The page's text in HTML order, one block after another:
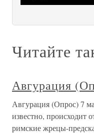
Читайте
Авгурация
Авгурация (Опрос) 7
известно, происходит
римские жрецы-